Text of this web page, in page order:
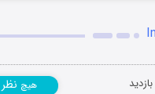
هیچ نظر